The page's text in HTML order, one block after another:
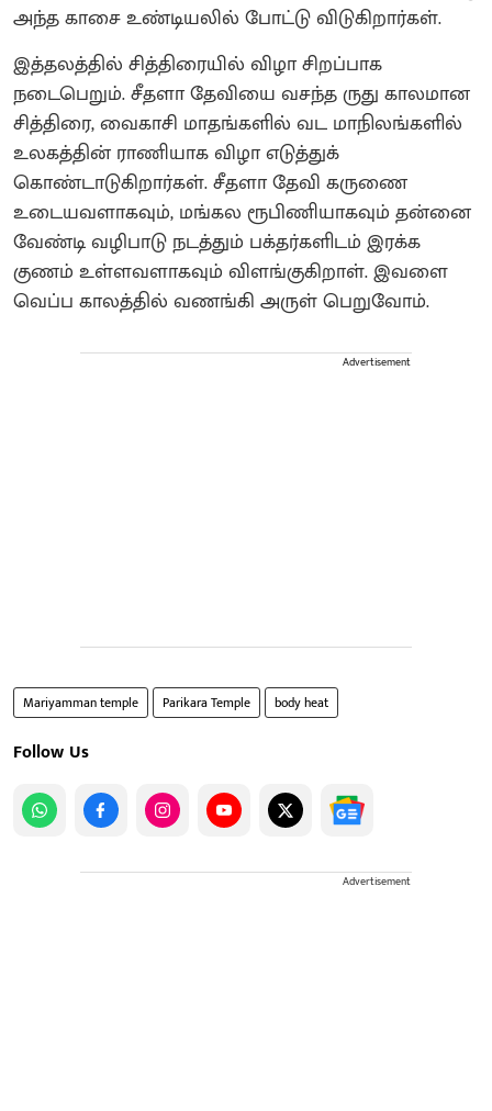
அந்த காசை உண்டியலில் போட்டு விடுகிறார்கள்.
இத்தலத்தில் சித்திரையில் விழா சிறப்பாக
நடைபெறும். சீதளா தேவியை வசந்த ருது காலமான
சித்திரை, வைகாசி மாதங்களில் வட மாநிலங்களில்
உலகத்தின் ராணியாக விழா எடுத்துக்
கொண்டாடுகிறார்கள். சீதளா தேவி கருணை
உடையவளாகவும், மங்கல ரூபிணியாகவும் தன்னை
வேண்டி வழிபாடு நடத்தும் பக்தர்களிடம் இரக்க
குணம் உள்ளவளாகவும் விளங்குகிறாள். இவளை
வெப்ப காலத்தில் வணங்கி அருள் பெறுவோம்.
Advertisement
Mariyamman temple Parikara Temple body heat
Follow Us
Advertisement